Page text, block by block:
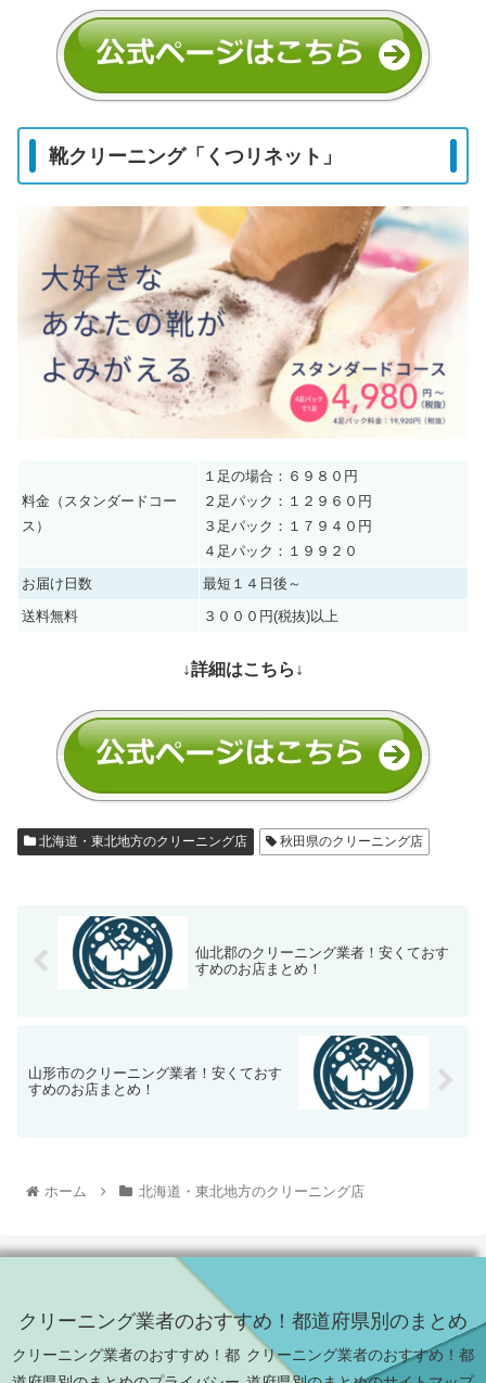
靴クリーニング「くつリネット」
料金（スタンダードコー
ス）
１足の場合：６９８０円
２足パック：１２９６０円
３足パック：１７９４０円
４足パック：１９９２０
お届け日数
最短１４日後～
送料無料
３０００円(税抜)以上
↓詳細はこちら↓
北海道・東北地方のクリーニング店 秋田県のクリーニング店
仙北郡のクリーニング業者！安くておす
すめのお店まとめ！
山形市のクリーニング業者！安くておす
すめのお店まとめ！
ホーム 北海道・東北地方のクリーニング店
クリーニング業者のおすすめ！都道府県別のまとめ
クリーニング業者のおすすめ！都 クリーニング業者のおすすめ！都